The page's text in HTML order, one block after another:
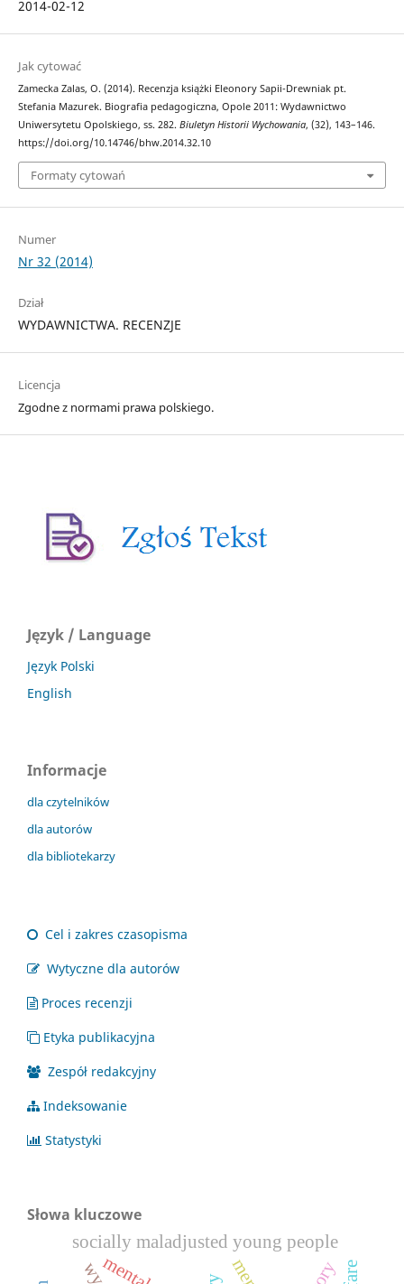
2014-02-12
Jak cytować
Zamecka Zalas, O. (2014). Recenzja książki Eleonory Sapii-Drewniak pt.
Stefania Mazurek. Biografia pedagogiczna, Opole 2011: Wydawnictwo
Uniwersytetu Opolskiego, ss. 282. Biuletyn Historii Wychowania, (32), 143–146.
https://doi.org/10.14746/bhw.2014.32.10
Formaty cytowań
Numer
Nr 32 (2014)
Dział
WYDAWNICTWA. RECENZJE
Licencja
Zgodne z normami prawa polskiego.
Język / Language
Język Polski
English
Informacje
dla czytelników
dla autorów
dla bibliotekarzy
Cel i zakres czasopisma
Wytyczne dla autorów
Proces recenzji
Etyka publikacyjna
Zespół redakcyjny
Indeksowanie
Statystyki
Słowa kluczowe
socially maladjusted young people